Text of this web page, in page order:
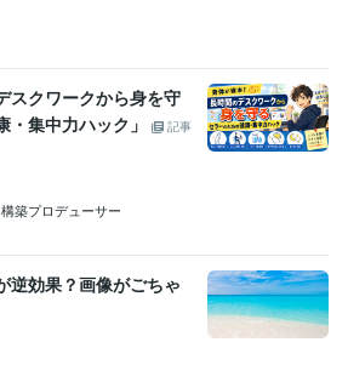
スクワークから身を守
・集中力ハック」
記事
築プロデューサー
逆効果？画像がごちゃ